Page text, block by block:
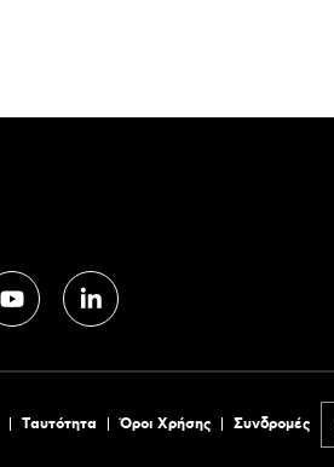
Tαυτότητα Όροι Χρήσης Συνδρομές